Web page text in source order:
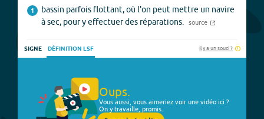
1
bassin parfois flottant, où l'on peut mettre un navire
à sec, pour y effectuer des réparations.
source
SIGNE DÉFINITION LSF Il y a un souci ?
Oups.
Vous aussi, vous aimeriez voir une vidéo ici ?
On y travaille, promis.